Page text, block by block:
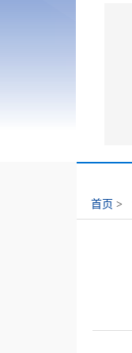
首页 >